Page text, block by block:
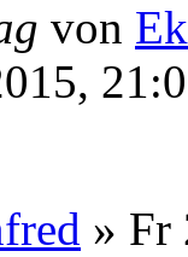
von
» Fr